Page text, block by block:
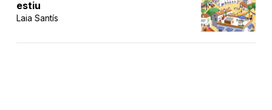
estiu
Laia Santís